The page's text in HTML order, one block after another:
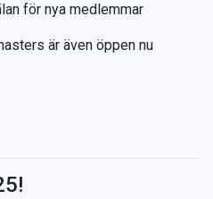
för nya medlemmar
är även öppen nu